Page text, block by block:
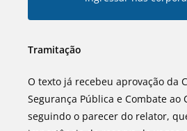
Tramitação
O texto já recebeu aprovação da
Segurança Pública e Combate ao
seguindo o parecer do relator,